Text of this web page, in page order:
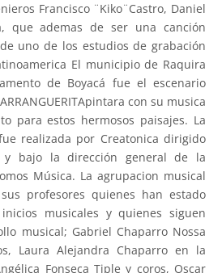
Francisco ¨Kiko¨Castro, Daniel
que ademas de ser una canción
uno de los estudios de grabación
El municipio de Raquira
de Boyacá fue el escenario
con su musica
para estos hermosos paisajes. La
realizada por Creatonica dirigido
y bajo la dirección general de la
Música. La agrupacion musical
profesores quienes han estado
musicales y quienes siguen
musical; Gabriel Chaparro Nossa
Laura Alejandra Chaparro en la
Fonseca Tiple y coros, Oscar